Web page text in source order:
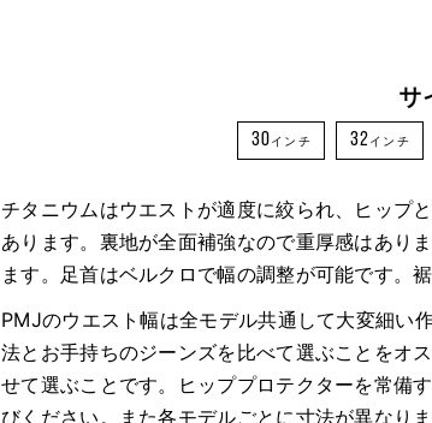
サ
30インチ 32インチ
チタニウムはウエストが適度に絞られ、ヒップ
あります。裏地が全面補強なので重厚感はあり
ます。足首はベルクロで幅の調整が可能です。
PMJのウエスト幅は全モデル共通して大変細い
法とお手持ちのジーンズを比べて選ぶことをオ
せて選ぶことです。ヒッププロテクターを常備
びください。また各モデルごとに寸法が異なり